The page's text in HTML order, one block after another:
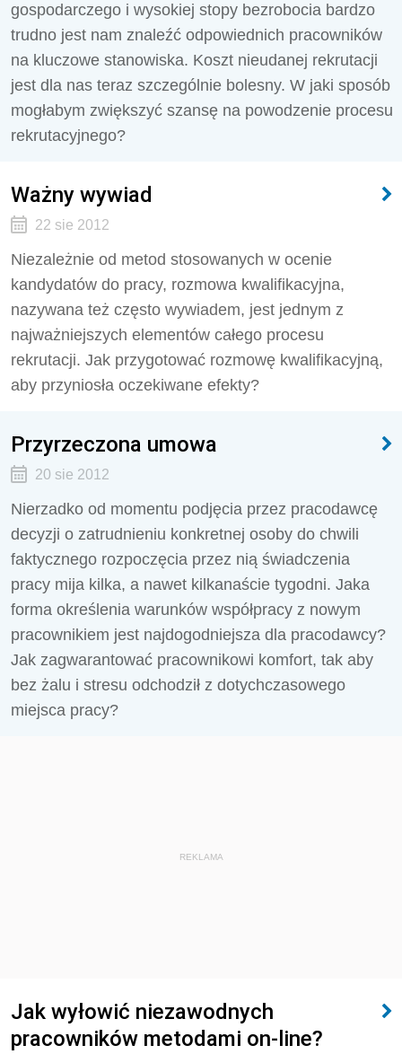
gospodarczego i wysokiej stopy bezrobocia bardzo
trudno jest nam znaleźć odpowiednich pracowników
na kluczowe stanowiska. Koszt nieudanej rekrutacji
jest dla nas teraz szczególnie bolesny. W jaki sposób
mogłabym zwiększyć szansę na powodzenie procesu
rekrutacyjnego?
Ważny wywiad
22 sie 2012
Niezależnie od metod stosowanych w ocenie
kandydatów do pracy, rozmowa kwalifikacyjna,
nazywana też często wywiadem, jest jednym z
najważniejszych elementów całego procesu
rekrutacji. Jak przygotować rozmowę kwalifikacyjną,
aby przyniosła oczekiwane efekty?
Przyrzeczona umowa
20 sie 2012
Nierzadko od momentu podjęcia przez pracodawcę
decyzji o zatrudnieniu konkretnej osoby do chwili
faktycznego rozpoczęcia przez nią świadczenia
pracy mija kilka, a nawet kilkanaście tygodni. Jaka
forma określenia warunków współpracy z nowym
pracownikiem jest najdogodniejsza dla pracodawcy?
Jak zagwarantować pracownikowi komfort, tak aby
bez żalu i stresu odchodził z dotychczasowego
miejsca pracy?
REKLAMA
Jak wyłowić niezawodnych
pracowników metodami on-line?